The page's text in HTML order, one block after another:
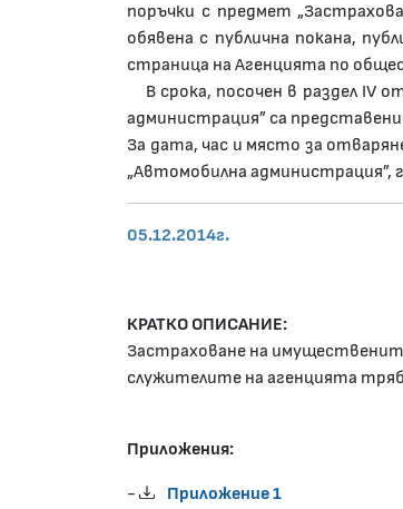
поръчки с предмет
обявена с публична покана,
страница на Агенцията по
В срока, посочен в раздел IV
администрация” са
За дата, час и място за
„Автомобилна администрация”,
05.12.2014г.
КРАТКО ОПИСАНИЕ:
Застраховане на
служителите на агенцията
Приложения:
-
Приложение 1